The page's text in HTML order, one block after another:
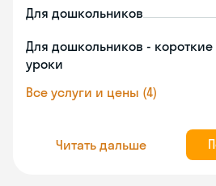
Для дошкольников
Для дошкольников - короткие
уроки
Все услуги и цены (4)
Читать дальше